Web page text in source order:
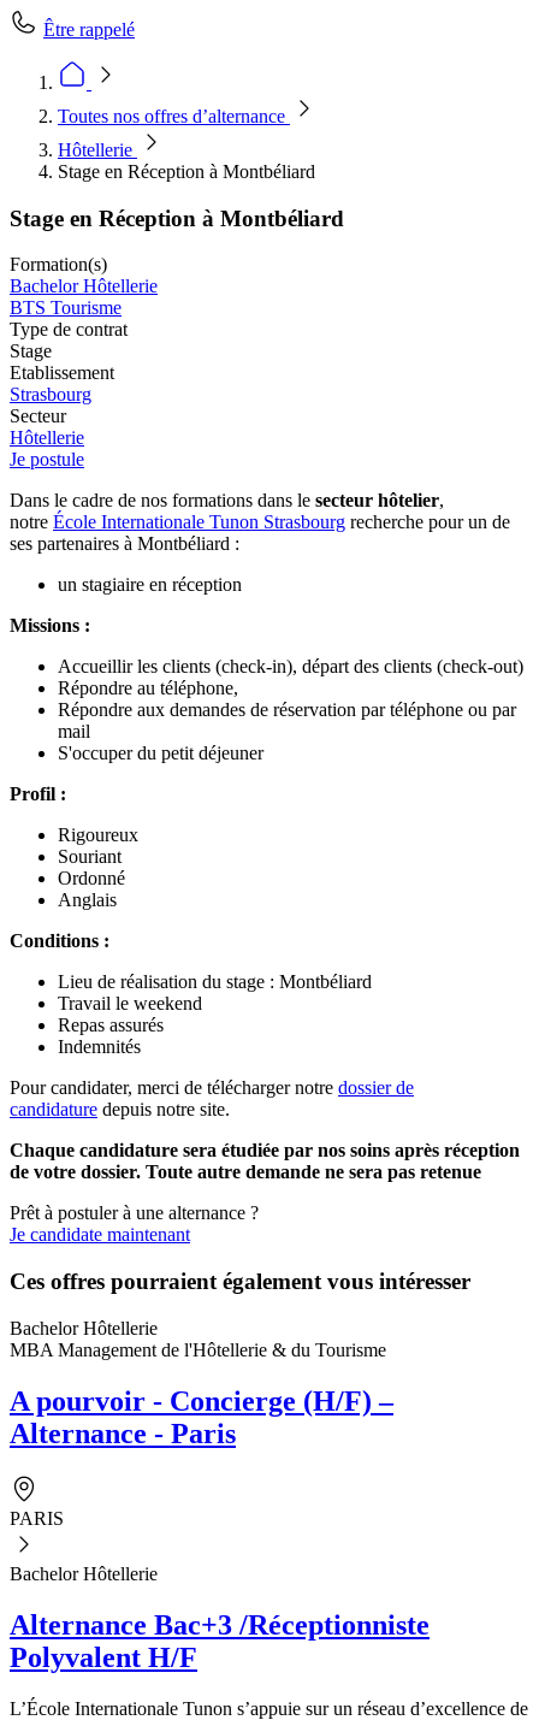
Être rappelé
Toutes nos offres d’alternance
Hôtellerie
Stage en Réception à Montbéliard
Stage en Réception à Montbéliard
Formation(s)
Bachelor Hôtellerie
BTS Tourisme
Type de contrat
Stage
Etablissement
Strasbourg
Secteur
Hôtellerie
Je postule
Dans le cadre de nos formations dans le secteur hôtelier,
notre École Internationale Tunon Strasbourg recherche pour un de
ses partenaires à Montbéliard :
un stagiaire en réception
Missions :
Accueillir les clients (check-in), départ des clients (check-out)
Répondre au téléphone,
Répondre aux demandes de réservation par téléphone ou par
mail
S'occuper du petit déjeuner
Profil :
Rigoureux
Souriant
Ordonné
Anglais
Conditions :
Lieu de réalisation du stage : Montbéliard
Travail le weekend
Repas assurés
Indemnités
Pour candidater, merci de télécharger notre dossier de
candidature depuis notre site.
Chaque candidature sera étudiée par nos soins après réception
de votre dossier. Toute autre demande ne sera pas retenue
Prêt à postuler à une alternance ?
Je candidate maintenant
Ces offres pourraient également vous intéresser
Bachelor Hôtellerie
MBA Management de l'Hôtellerie & du Tourisme
A pourvoir - Concierge (H/F) –
Alternance - Paris
PARIS
Bachelor Hôtellerie
Alternance Bac+3 /Réceptionniste
Polyvalent H/F
L’École Internationale Tunon s’appuie sur un réseau d’excellence de